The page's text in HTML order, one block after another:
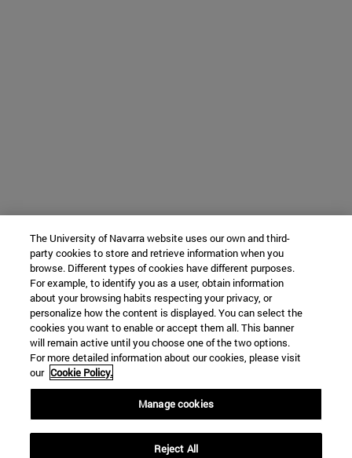
The University of Navarra website uses our own and third-
party cookies to store and retrieve information when you
browse. Different types of cookies have different purposes.
For example, to identify you as a user, obtain information
about your browsing habits respecting your privacy, or
personalize how the content is displayed. You can select the
cookies you want to enable or accept them all. This banner
will remain active until you choose one of the two options.
For more detailed information about our cookies, please visit
our Cookie Policy.
Manage cookies
Reject All